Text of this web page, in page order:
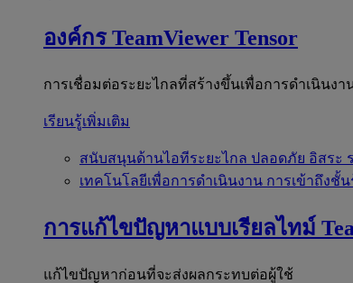
องค์กร TeamViewer Tensor
การเชื่อมต่อระยะไกลที่สร้างขึ้นเพื่อการดำเนินง
เรียนรู้เพิ่มเติม
สนับสนุนด้านไอทีระยะไกล ปลอดภัย อิสระ
เทคโนโลยีเพื่อการดำเนินงาน การเข้าถึงชั้
การแก้ไขปัญหาแบบเรียลไทม์
แก้ไขปัญหาก่อนที่จะส่งผลกระทบต่อผู้ใช้